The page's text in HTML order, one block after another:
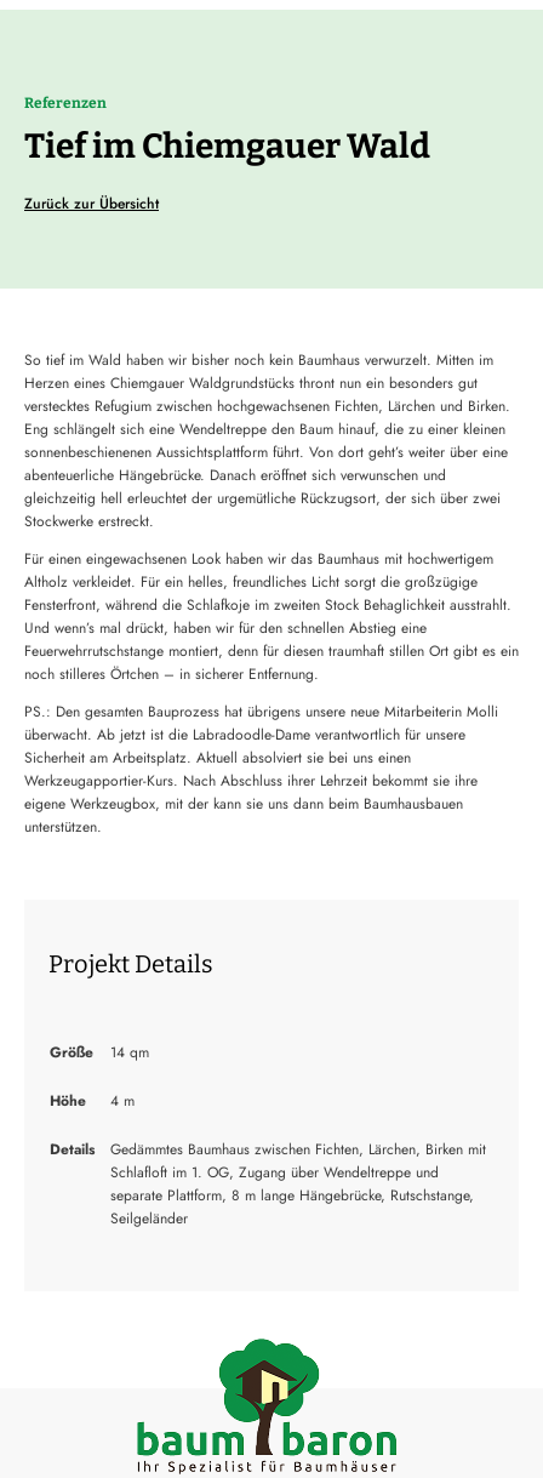
Referenzen
Tief im Chiemgauer Wald
Zurück zur Übersicht
So tief im Wald haben wir bisher noch kein Baumhaus verwurzelt. Mitten im
Herzen eines Chiemgauer Waldgrundstücks thront nun ein besonders gut
verstecktes Refugium zwischen hochgewachsenen Fichten, Lärchen und Birken.
Eng schlängelt sich eine Wendeltreppe den Baum hinauf, die zu einer kleinen
sonnenbeschienenen Aussichtsplattform führt. Von dort geht’s weiter über eine
abenteuerliche Hängebrücke. Danach eröffnet sich verwunschen und
gleichzeitig hell erleuchtet der urgemütliche Rückzugsort, der sich über zwei
Stockwerke erstreckt.
Für einen eingewachsenen Look haben wir das Baumhaus mit hochwertigem
Altholz verkleidet. Für ein helles, freundliches Licht sorgt die großzügige
Fensterfront, während die Schlafkoje im zweiten Stock Behaglichkeit ausstrahlt.
Und wenn’s mal drückt, haben wir für den schnellen Abstieg eine
Feuerwehrrutschstange montiert, denn für diesen traumhaft stillen Ort gibt es ein
noch stilleres Örtchen – in sicherer Entfernung.
PS.: Den gesamten Bauprozess hat übrigens unsere neue Mitarbeiterin Molli
überwacht. Ab jetzt ist die Labradoodle-Dame verantwortlich für unsere
Sicherheit am Arbeitsplatz. Aktuell absolviert sie bei uns einen
Werkzeugapportier-Kurs. Nach Abschluss ihrer Lehrzeit bekommt sie ihre
eigene Werkzeugbox, mit der kann sie uns dann beim Baumhausbauen
unterstützen.
Projekt Details
Größe 14 qm
Höhe 4 m
Details
Gedämmtes Baumhaus zwischen Fichten, Lärchen, Birken mit
Schlafloft im 1. OG, Zugang über Wendeltreppe und
separate Plattform, 8 m lange Hängebrücke, Rutschstange,
Seilgeländer